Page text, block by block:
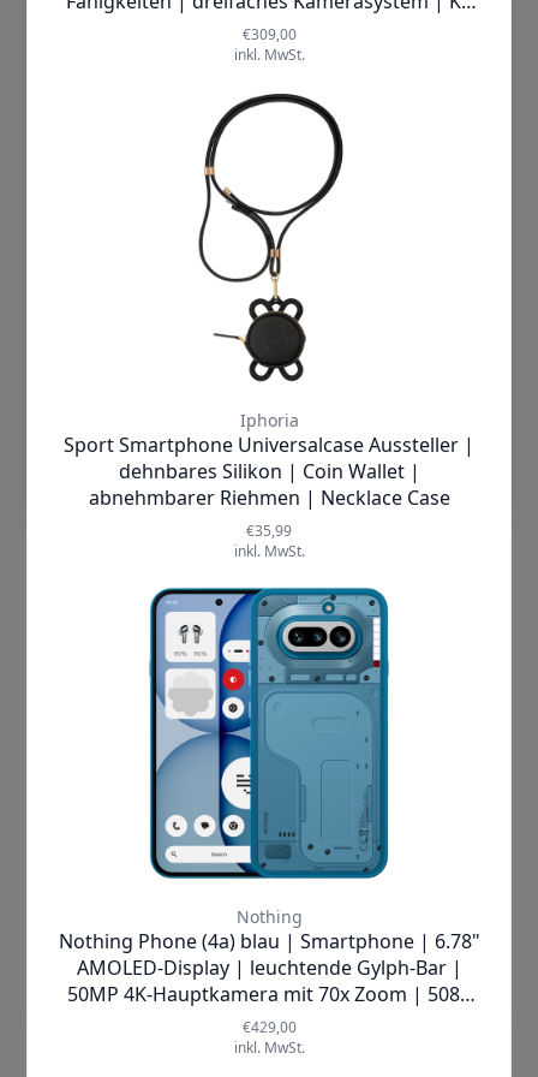
Neben dem Display und der Akkulaufzeit ist die Kamera eines der
wichtigsten Qualitätsmerkmale eines Smartphones. Im Vergleich
zu den früheren Handys vor 10 Jahren bieten moderne
Möglichkeiten. Die Smartphones bekannter Top Handymarken,
wie Xiaomi, Samsung oder Oppo bieten in ihren neuen Modellen
hochauflösende Kameras mit vielen Extras. Wir haben uns
verschiedene Kamera Systeme angeschaut. Im Text klären wir die
Frage, welche Kamera sich für welche Anwendungen am besten
eignet. Auch die Frage, welcher Preis für ein Handy mit guter
Kamera zu erwarten ist, klären wir im nachfolgenden Text.
Smartphone mit TV verbinden
Handys,
Wenn Du Handy-Fotos oder Videos auf einem möglichst großen
Bildschirm zeigen möchtest, kannst Du Dein Smartphone mit dem
TV verbinden. Selbst die größten Handys mit 6,7 Zoll sind für
längere Präsentationen eher ungeeignet. Aber wie kann ich das
Handy mit dem Fernseher verbinden? Welche Kabelverbindungen
Fernseher verbinden? Wir erklären Dir im nachfolgenden Text,
welche Möglichkeiten es gibt.
Mehr lesen »
Technologien zur Personalisierung,
Messung und Analyse von
einverstanden bist, beschränken wir uns
auf wesentliche Cookies und
Technologien. Wenn Du damit nicht
einverstanden bist, dann klicke auf
"Cookies ablehnen". Mehr Information
findest Du in unserer
Datenschutzerklärung
Cookies Akzeptieren
Einstellungen